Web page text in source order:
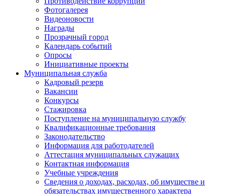
Фотогалерея
Видеоновости
Награды
Прозрачный город
Календарь событий
Опросы
Инициативные проекты
Муниципальная служба
Кадровый резерв
Вакансии
Конкурсы
Стажировка
Поступление на муниципальную службу
Квалификационные требования
Законодательство
Информация для работодателей
Аттестация муниципальных служащих
Контактная информация
Учебные учреждения
Сведения о доходах, расходах, об имуществе и
обязательствах имущественного характера